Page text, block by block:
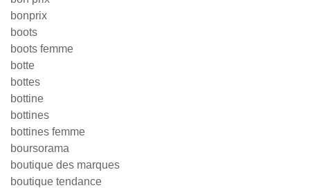
bonprix
boots
boots femme
botte
bottes
bottine
bottines
bottines femme
boursorama
boutique des marques
boutique tendance